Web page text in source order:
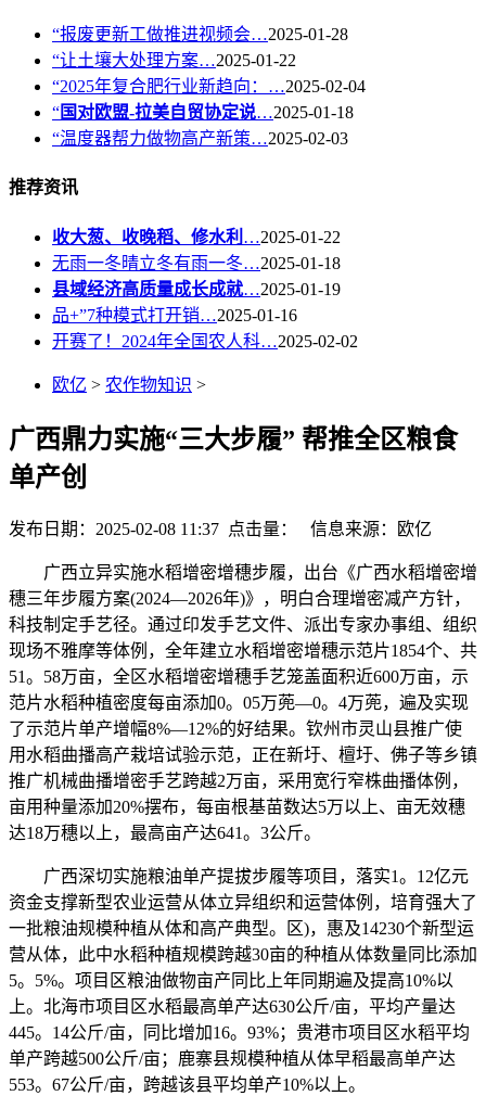
“报废更新工做推进视频会…2025-01-28
“让土壤大处理方案…2025-01-22
“2025年复合肥行业新趋向：…2025-02-04
“国对欧盟-拉美自贸协定说…2025-01-18
“温度器帮力做物高产新策…2025-02-03
推荐资讯
收大葱、收晚稻、修水利 …2025-01-22
无雨一冬晴立冬有雨一冬…2025-01-18
县域经济高质量成长成就…2025-01-19
品+”7种模式打开销…2025-01-16
开赛了！2024年全国农人科…2025-02-02
欧亿 > 农作物知识 >
广西鼎力实施“三大步履” 帮推全区粮食
单产创
发布日期：2025-02-08 11:37 点击量： 信息来源：欧亿
广西立异实施水稻增密增穗步履，出台《广西水稻增密增
穗三年步履方案(2024—2026年)》，明白合理增密减产方针，
科技制定手艺径。通过印发手艺文件、派出专家办事组、组织
现场不雅摩等体例，全年建立水稻增密增穗示范片1854个、共
51。58万亩，全区水稻增密增穗手艺笼盖面积近600万亩，示
范片水稻种植密度每亩添加0。05万蔸—0。4万蔸，遍及实现
了示范片单产增幅8%—12%的好结果。钦州市灵山县推广使
用水稻曲播高产栽培试验示范，正在新圩、檀圩、佛子等乡镇
推广机械曲播增密手艺跨越2万亩，采用宽行窄株曲播体例，
亩用种量添加20%摆布，每亩根基苗数达5万以上、亩无效穗
达18万穗以上，最高亩产达641。3公斤。
广西深切实施粮油单产提拔步履等项目，落实1。12亿元
资金支撑新型农业运营从体立异组织和运营体例，培育强大了
一批粮油规模种植从体和高产典型。区)，惠及14230个新型运
营从体，此中水稻种植规模跨越30亩的种植从体数量同比添加
5。5%。项目区粮油做物亩产同比上年同期遍及提高10%以
上。北海市项目区水稻最高单产达630公斤/亩，平均产量达
445。14公斤/亩，同比增加16。93%；贵港市项目区水稻平均
单产跨越500公斤/亩；鹿寨县规模种植从体早稻最高单产达
553。67公斤/亩，跨越该县平均单产10%以上。